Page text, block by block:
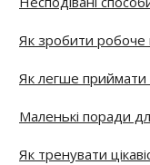
Як зробити робоче
Як легше приймати
Маленькі поради
Як тренувати